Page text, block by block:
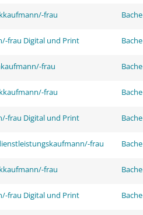
frau
frau Digital und Print
frau
frau
frau Digital und Print
frau
frau
frau Digital und Print